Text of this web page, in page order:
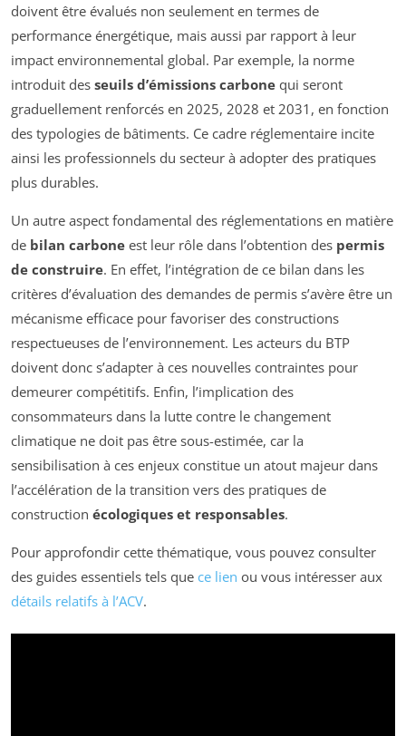
doivent être évalués non seulement en termes de
performance énergétique, mais aussi par rapport à leur
impact environnemental global. Par exemple, la norme
introduit des seuils d’émissions carbone qui seront
graduellement renforcés en 2025, 2028 et 2031, en fonction
des typologies de bâtiments. Ce cadre réglementaire incite
ainsi les professionnels du secteur à adopter des pratiques
plus durables.
Un autre aspect fondamental des réglementations en matière
de bilan carbone est leur rôle dans l’obtention des permis
de construire. En effet, l’intégration de ce bilan dans les
critères d’évaluation des demandes de permis s’avère être un
mécanisme efficace pour favoriser des constructions
respectueuses de l’environnement. Les acteurs du BTP
doivent donc s’adapter à ces nouvelles contraintes pour
demeurer compétitifs. Enfin, l’implication des
consommateurs dans la lutte contre le changement
climatique ne doit pas être sous-estimée, car la
sensibilisation à ces enjeux constitue un atout majeur dans
l’accélération de la transition vers des pratiques de
construction écologiques et responsables.
Pour approfondir cette thématique, vous pouvez consulter
des guides essentiels tels que ce lien ou vous intéresser aux
détails relatifs à l’ACV.